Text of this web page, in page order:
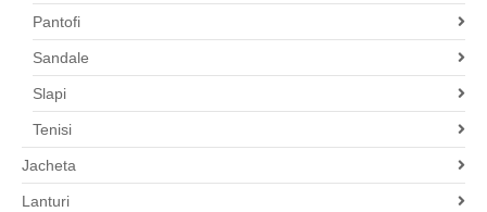
Pantofi
Sandale
Slapi
Tenisi
Jacheta
Lanturi